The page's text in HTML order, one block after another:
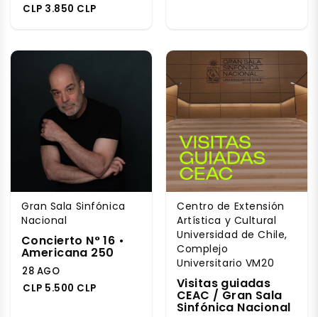
CLP 3.850 CLP
Gran Sala Sinfónica
Nacional
Concierto N° 16 •
Americana 250
28 AGO
CLP 5.500 CLP
Centro de Extensión
Artística y Cultural
Universidad de Chile,
Complejo
Universitario VM20
Visitas guiadas
CEAC / Gran Sala
Sinfónica Nacional